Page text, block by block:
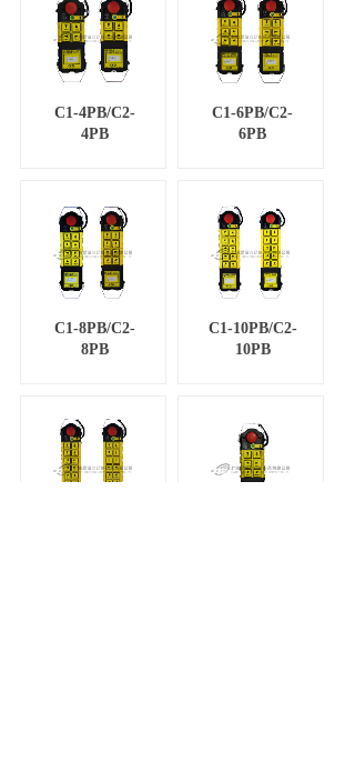
C1-4PB/C2-
4PB
C1-6PB/C2-
6PB
C1-8PB/C2-
8PB
C1-10PB/C2-
10PB